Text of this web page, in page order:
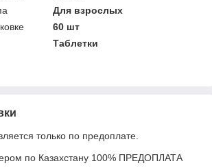
Для взрослых
60 шт
Таблетки
только по предоплате.
по Казахстану 100% ПРЕДОПЛАТА